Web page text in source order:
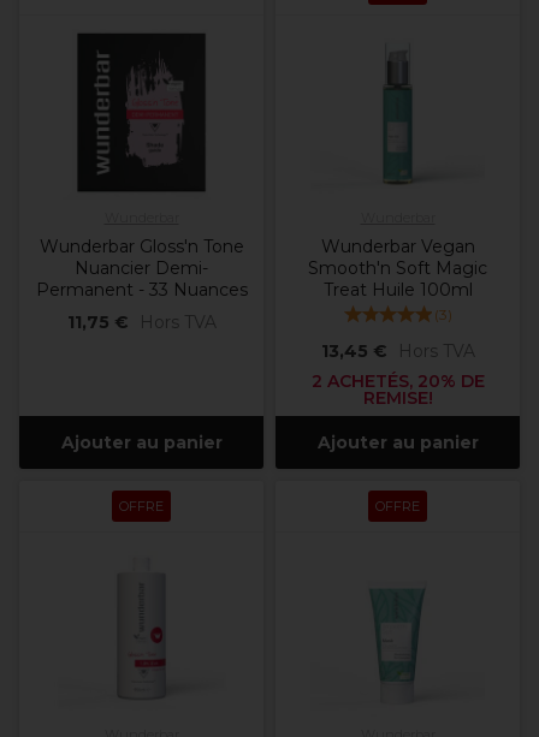
Wunderbar Gloss'n Tone
Nuancier Demi-
Permanent - 33 Nuances
11,75 €
Hors TVA
Ajouter au panier
Wunderbar Vegan
Smooth'n Soft Magic
Treat Huile 100ml
(3)
13,45 €
Hors TVA
2 ACHETÉS, 20% DE
REMISE!
Ajouter au panier
OFFRE OFFRE